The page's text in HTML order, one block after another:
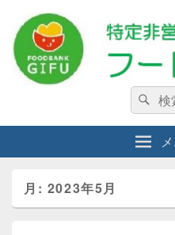
特定非営利活動
私たちは、生活に困窮している人
NPO
検
索:
検
索
月: 2023年5月